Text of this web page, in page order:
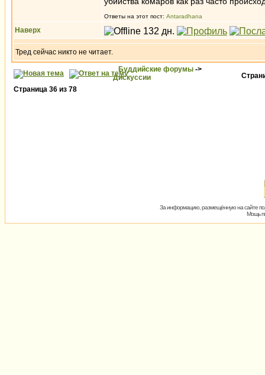
Ответы на этот пост: Antaradhana
Наверх
Тред сейчас никто не читает.
Буддийские форумы ->
Дискуссии
Страница 36 из 78
За информацию, размещённую на сайте
Мощь